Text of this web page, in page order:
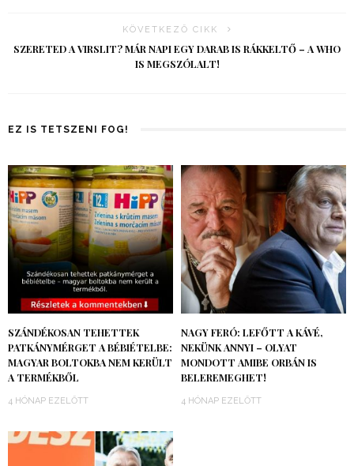
KÖVETKEZŐ CIKK
SZERETED A VIRSLIT? MÁR NAPI EGY DARAB IS RÁKKELTŐ – A WHO
IS MEGSZÓLALT!
EZ IS TETSZENI FOG!
SZÁNDÉKOSAN TEHETTEK
PATKÁNYMÉRGET A BÉBIÉTELBE:
MAGYAR BOLTOKBA NEM KERÜLT
A TERMÉKBŐL
4 HÓNAP EZELŐTT
NAGY FERÓ: LEFŐTT A KÁVÉ,
NEKÜNK ANNYI – OLYAT
MONDOTT AMIBE ORBÁN IS
BELEREMEGHET!
4 HÓNAP EZELŐTT